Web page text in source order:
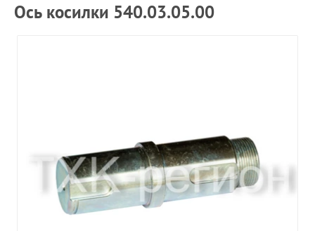
Ось косилки 540.03.05.00